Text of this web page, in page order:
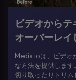
ビデオからテ
オーバーレイ
Media.ioは、ビデオ
な方法を提供します
切り取ったりトリ